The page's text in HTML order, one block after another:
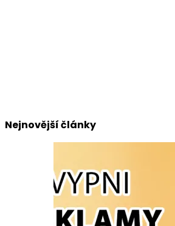
Nejnovější články